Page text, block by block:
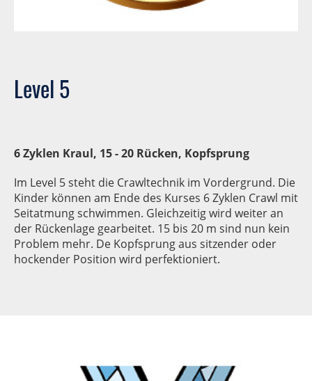
Level 5
6 Zyklen Kraul, 15 - 20 Rücken, Kopfsprung
Im Level 5 steht die Crawltechnik im Vordergrund. Die
Kinder können am Ende des Kurses 6 Zyklen Crawl mit
Seitatmung schwimmen. Gleichzeitig wird weiter an
der Rückenlage gearbeitet. 15 bis 20 m sind nun kein
Problem mehr. De Kopfsprung aus sitzender oder
hockender Position wird perfektioniert.